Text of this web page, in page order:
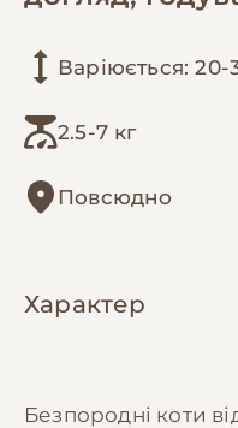
Варіюється: 20-
2.5-7 кг
Повсюдно
Характер
Безпородні коти